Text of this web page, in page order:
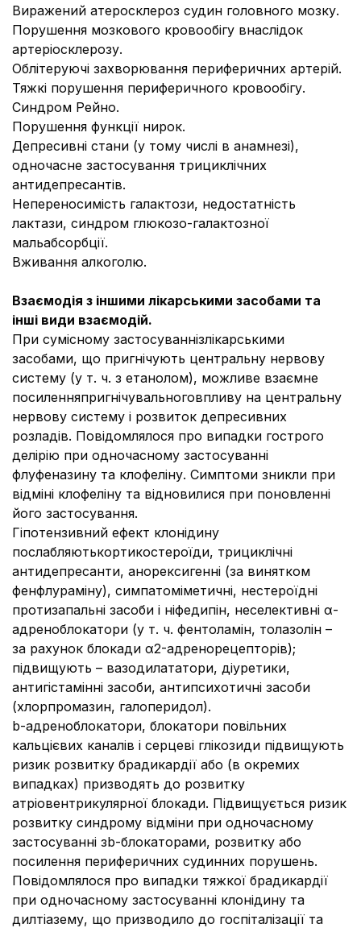
Виражений атеросклероз судин головного мозку.
Порушення мозкового кровообігу внаслідок
артеріосклерозу.
Облітеруючі захворювання периферичних артерій.
Тяжкі порушення периферичного кровообігу.
Синдром Рейно.
Порушення функції нирок.
Депресивні стани (у тому числі в анамнезі),
одночасне застосування трициклічних
антидепресантів.
Непереносимість галактози, недостатність
лактази, синдром глюкозо-галактозної
мальабсорбції.
Вживання алкоголю.
Взаємодія з іншими лікарськими засобами та
інші види взаємодій.
При сумісному застосуваннізлікарськими
засобами, що пригнічують центральну нервову
систему (у т. ч. з етанолом), можливе взаємне
посиленняпригнічувальноговпливу на центральну
нервову систему і розвиток депресивних
розладів. Повідомлялося про випадки гострого
делірію при одночасному застосуванні
флуфеназину та клофеліну. Симптоми зникли при
відміні клофеліну та відновилися при поновленні
його застосування.
Гіпотензивний ефект клонідину
послабляютькортикостероїди, трициклічні
антидепресанти, анорексигенні (за винятком
фенфлураміну), симпатоміметичні, нестероїдні
протизапальні засоби і ніфедипін, неселективні α-
адреноблокатори (у т. ч. фентоламін, толазолін –
за рахунок блокади α2-адренорецепторів);
підвищують – вазодилататори, діуретики,
антигістамінні засоби, антипсихотичні засоби
(хлорпромазин, галоперидол).
b-адреноблокатори, блокатори повільних
кальцієвих каналів і серцеві глікозиди підвищують
ризик розвитку брадикардії або (в окремих
випадках) призводять до розвитку
атріовентрикулярної блокади. Підвищується ризик
розвитку синдрому відміни при одночасному
застосуванні зb-блокаторами, розвитку або
посилення периферичних судинних порушень.
Повідомлялося про випадки тяжкої брадикардії
при одночасному застосуванні клонідину та
дилтіазему, що призводило до госпіталізації та